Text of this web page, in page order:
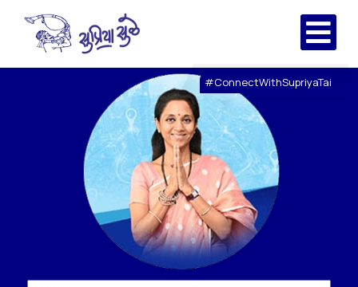
#ConnectWithSupriyaTai